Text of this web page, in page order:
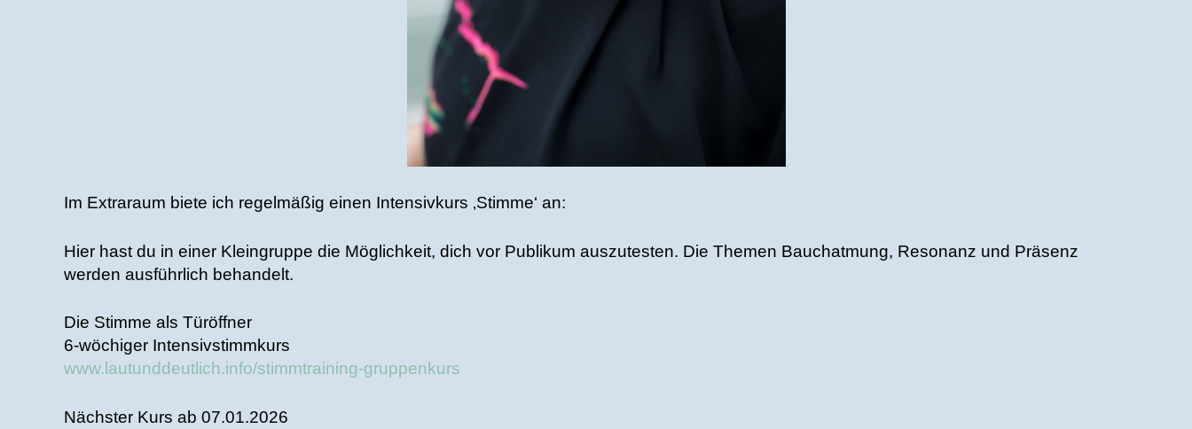
Im Extraraum biete ich regelmäßig einen Intensivkurs ‚Stimme‘ an:
Hier hast du in einer Kleingruppe die Möglichkeit, dich vor Publikum auszutesten. Die Themen Bauchatmung, Resonanz und Präsenz
werden ausführlich behandelt.
Die Stimme als Türöffner
6-wöchiger Intensivstimmkurs
www.lautunddeutlich.info/stimmtraining-gruppenkurs
Nächster Kurs ab 07.01.2026